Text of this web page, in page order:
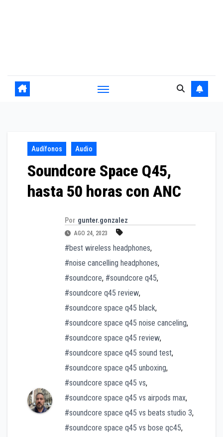
Audífonos Audio
Soundcore Space Q45,
hasta 50 horas con ANC
Por gunter.gonzalez
AGO 24, 2023
#best wireless headphones,
#noise cancelling headphones,
#soundcore, #soundcore q45,
#soundcore q45 review,
#soundcore space q45 black,
#soundcore space q45 noise canceling,
#soundcore space q45 review,
#soundcore space q45 sound test,
#soundcore space q45 unboxing,
#soundcore space q45 vs,
#soundcore space q45 vs airpods max,
#soundcore space q45 vs beats studio 3,
#soundcore space q45 vs bose qc45,